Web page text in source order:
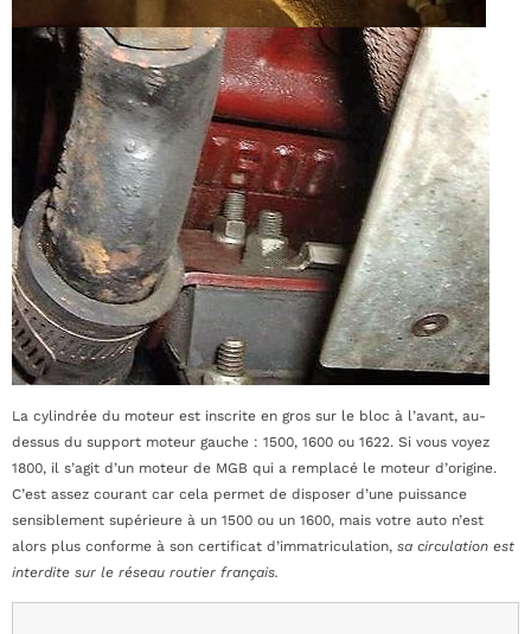
La cylindrée du moteur est inscrite en gros sur le bloc à l’avant, au-
dessus du support moteur gauche : 1500, 1600 ou 1622. Si vous voyez
1800, il s’agit d’un moteur de MGB qui a remplacé le moteur d’origine.
C’est assez courant car cela permet de disposer d’une puissance
sensiblement supérieure à un 1500 ou un 1600, mais votre auto n’est
alors plus conforme à son certificat d’immatriculation, sa circulation est
interdite sur le réseau routier français.